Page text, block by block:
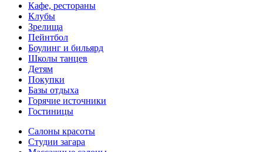
Кафе, рестораны
Клубы
Зрелища
Пейнтбол
Боулинг и бильярд
Школы танцев
Детям
Покупки
Базы отдыха
Горячие источники
Гостиницы
Салоны красоты
Студии загара